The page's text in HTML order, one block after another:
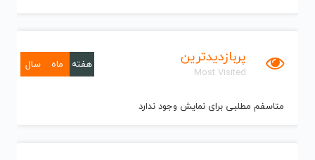
پربازدیدترین
Most Visited
هفته ماه سال
متاسفم مطلبی برای نمایش وجود ندارد